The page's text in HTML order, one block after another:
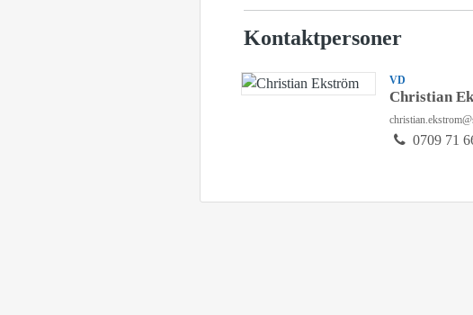
Kontaktpersoner
VD
Christian
0709 71